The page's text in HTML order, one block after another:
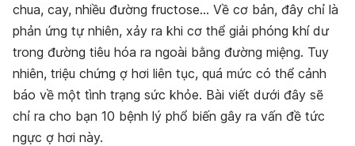
chua, cay, nhiều đường fructose… Về cơ bản, đây chỉ là
phản ứng tự nhiên, xảy ra khi cơ thể giải phóng khí dư
trong đường tiêu hóa ra ngoài bằng đường miệng. Tuy
nhiên, triệu chứng ợ hơi liên tục, quá mức có thể cảnh
báo về một tình trạng sức khỏe. Bài viết dưới đây sẽ
chỉ ra cho bạn 10 bệnh lý phổ biến gây ra vấn đề tức
ngực ợ hơi này.